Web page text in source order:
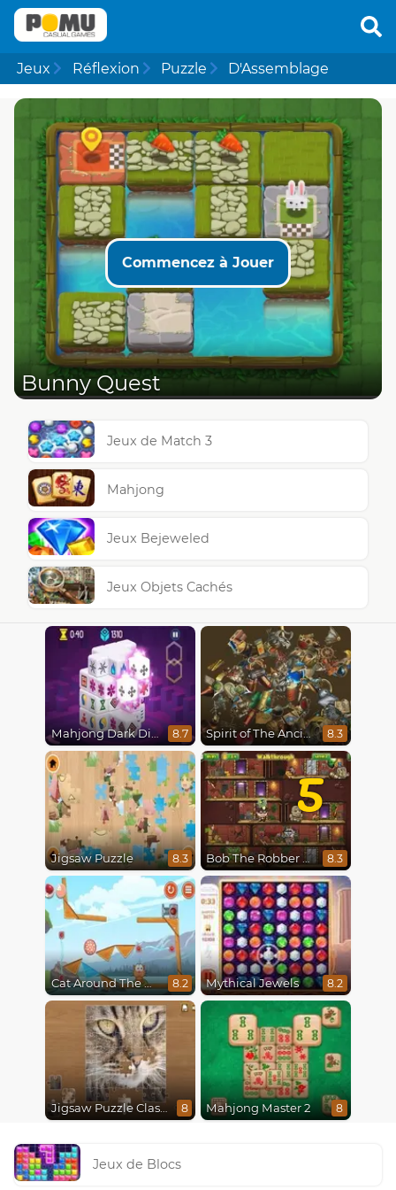
Jeux Réflexion Puzzle D'Assemblage
Commencez à Jouer
Bunny Quest
Jeux de Match 3
Mahjong
Jeux Bejeweled
Jeux Objets Cachés
Mahjong Dark Dimensions 8.7 Spirit of The Ancient Forest 8.3
Jigsaw Puzzle 8.3
5
Bob The Robber 5 The Temple Adventure 8.3
Cat Around The World 8.2 Mythical Jewels 8.2
Jigsaw Puzzle Classic 8 Mahjong Master 2 8
Jeux de Blocs